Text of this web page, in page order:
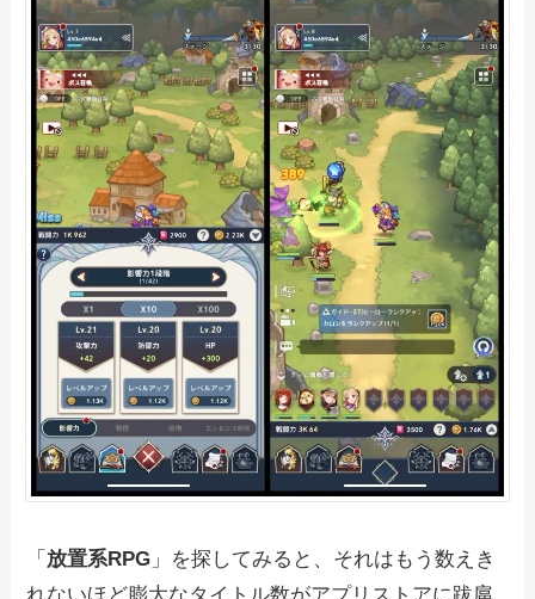
「 放置系RPG 」を探してみると、それはもう数えき
れないほど膨大なタイトル数がアプリストアに跋扈